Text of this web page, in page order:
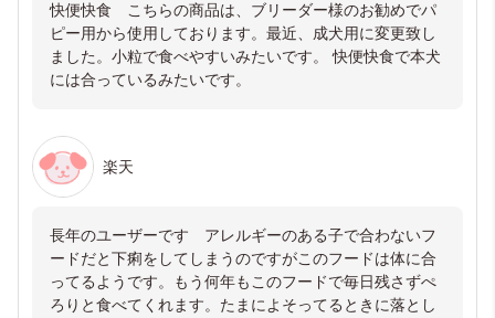
快便快食 こちらの商品は、ブリーダー様のお勧めでパ
ピー用から使用しております。最近、成犬用に変更致し
ました。小粒で食べやすいみたいです。 快便快食で本犬
には合っているみたいです。
楽天
長年のユーザーです アレルギーのある子で合わないフ
ードだと下痢をしてしまうのですがこのフードは体に合
ってるようです。もう何年もこのフードで毎日残さずぺ
ろりと食べてくれます。たまによそってるときに落とし